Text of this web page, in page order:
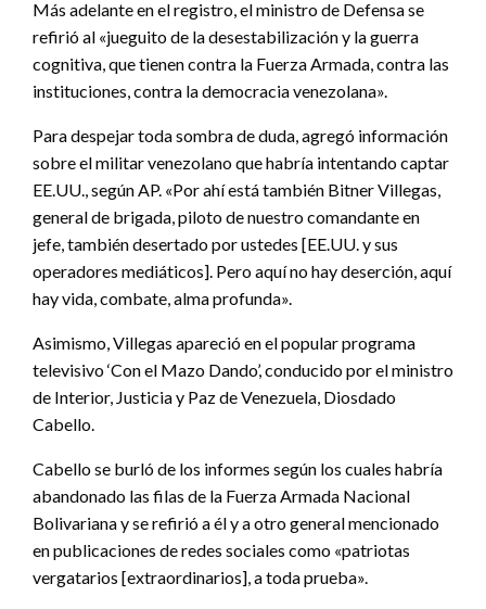
Más adelante en el registro, el ministro de Defensa se
refirió al «jueguito de la desestabilización y la guerra
cognitiva, que tienen contra la Fuerza Armada, contra las
instituciones, contra la democracia venezolana».
Para despejar toda sombra de duda, agregó información
sobre el militar venezolano que habría intentando captar
EE.UU., según AP. «Por ahí está también Bitner Villegas,
general de brigada, piloto de nuestro comandante en
jefe, también desertado por ustedes [EE.UU. y sus
operadores mediáticos]. Pero aquí no hay deserción, aquí
hay vida, combate, alma profunda».
Asimismo, Villegas apareció en el popular programa
televisivo ‘Con el Mazo Dando’, conducido por el ministro
de Interior, Justicia y Paz de Venezuela, Diosdado
Cabello.
Cabello se burló de los informes según los cuales habría
abandonado las filas de la Fuerza Armada Nacional
Bolivariana y se refirió a él y a otro general mencionado
en publicaciones de redes sociales como «patriotas
vergatarios [extraordinarios], a toda prueba».